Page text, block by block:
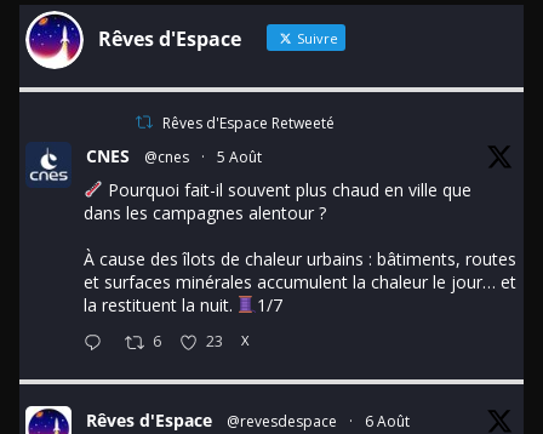
Rêves d'Espace Suivre
Rêves d'Espace Retweeté
CNES @cnes · 5 Août
Pourquoi fait-il souvent plus chaud en ville que
dans les campagnes alentour ?
À cause des îlots de chaleur urbains : bâtiments, routes
et surfaces minérales accumulent la chaleur le jour… et
la restituent la nuit.
1/7
6 23 X
Rêves d'Espace @revesdespace · 6 Août